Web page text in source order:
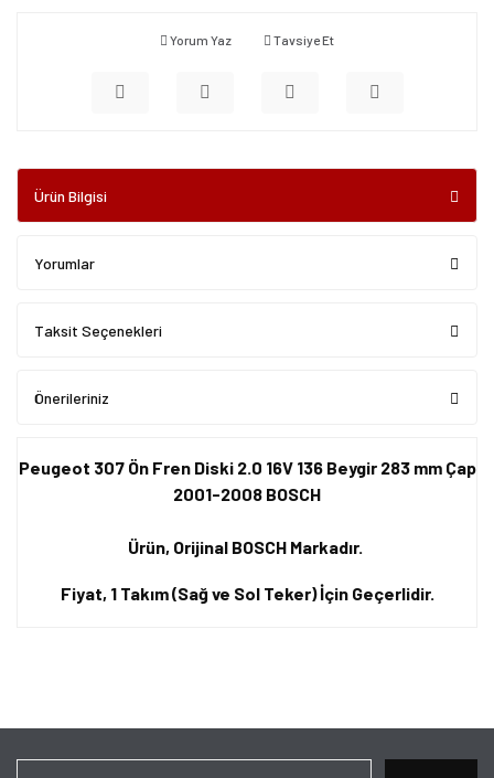
Yorum Yaz Tavsiye Et
Ürün Bilgisi
Yorumlar
Taksit Seçenekleri
Önerileriniz
Peugeot 307 Ön Fren Diski 2.0 16V 136 Beygir 283 mm Çap
2001-2008 BOSCH
Ürün, Orijinal BOSCH Markadır.
Fiyat, 1 Takım (Sağ ve Sol Teker) İçin Geçerlidir.